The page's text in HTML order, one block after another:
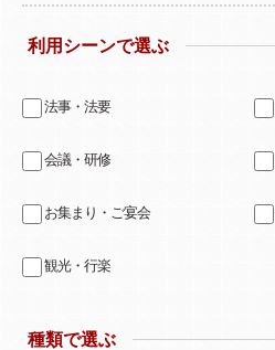
利用シーンで選ぶ
法事・法要
会議・研修
お集まり・ご宴会
観光・行楽
種類で選ぶ